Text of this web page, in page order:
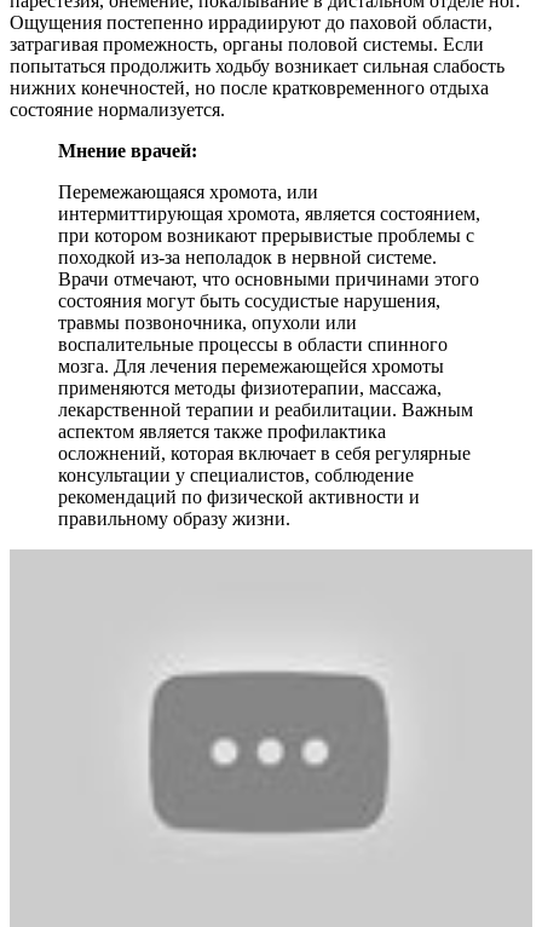
Ощущения постепенно иррадиируют до паховой области,
затрагивая промежность, органы половой системы. Если
попытаться продолжить ходьбу возникает сильная слабость
нижних конечностей, но после кратковременного отдыха
состояние нормализуется.
Мнение врачей:
Перемежающаяся хромота, или
интермиттирующая хромота, является состоянием,
при котором возникают прерывистые проблемы с
походкой из-за неполадок в нервной системе.
Врачи отмечают, что основными причинами этого
состояния могут быть сосудистые нарушения,
травмы позвоночника, опухоли или
воспалительные процессы в области спинного
мозга. Для лечения перемежающейся хромоты
применяются методы физиотерапии, массажа,
лекарственной терапии и реабилитации. Важным
аспектом является также профилактика
осложнений, которая включает в себя регулярные
консультации у специалистов, соблюдение
рекомендаций по физической активности и
правильному образу жизни.